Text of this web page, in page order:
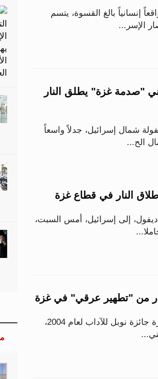
إنسانياً بالغ القسوة، يتسم
الإسر...
"صدمة غزة" يطلق النار
شمال إسرائيل، جدلاً واسعاً
الح...
النار في قطاع غزة
إلى إسرائيل، أمس السبت،
من "تطهير عرقي" في غزة
ندّدت الكاتبة النمساوية إلفريدي يلينيك، الحائزة جائزة نوبل للآداب لعام 2004،